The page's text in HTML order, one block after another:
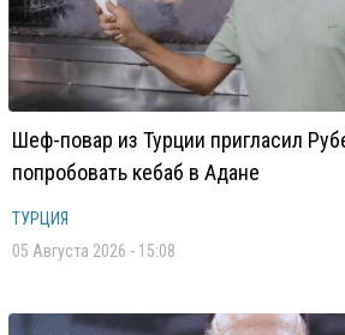
Шеф-повар из Турции пригласил
попробовать кебаб в Адане
ТУРЦИЯ
05 Августа 2026 - 15:08